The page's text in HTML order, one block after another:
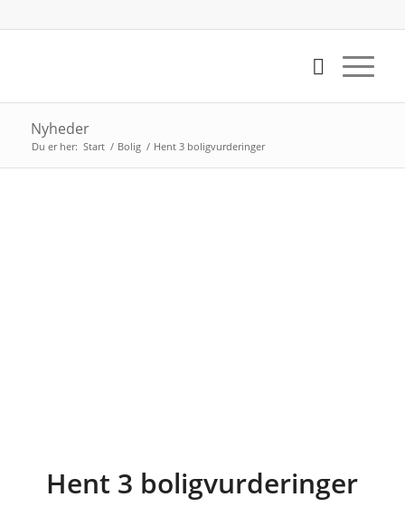
Nyheder
Du er her: Start / Bolig / Hent 3 boligvurderinger
Hent 3 boligvurderinger